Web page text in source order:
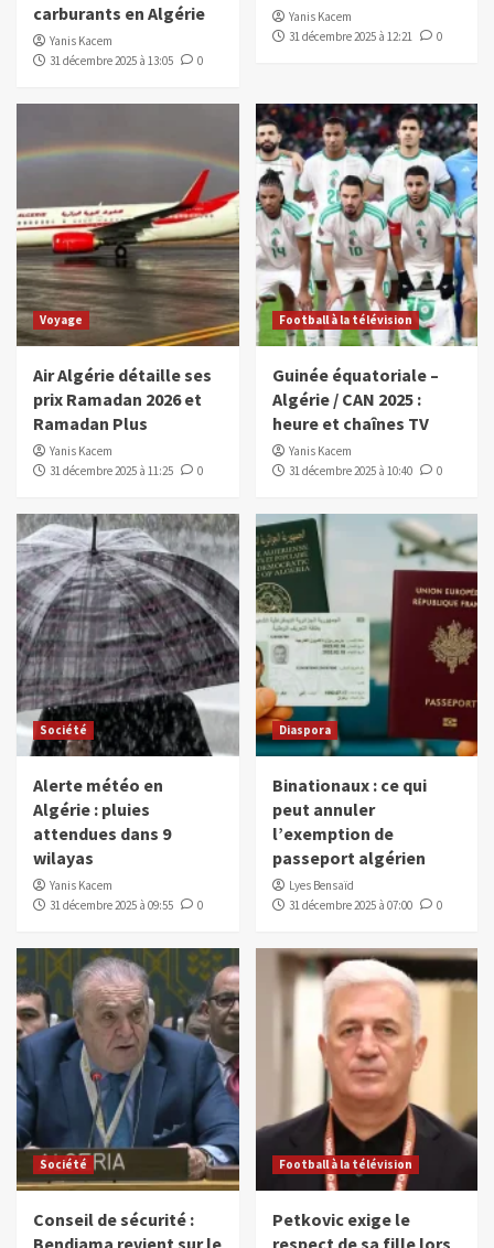
carburants en Algérie
Yanis Kacem
31 décembre 2025 à 13:05
0
Yanis Kacem
31 décembre 2025 à 12:21
0
Voyage
Air Algérie détaille ses
prix Ramadan 2026 et
Ramadan Plus
Yanis Kacem
31 décembre 2025 à 11:25
0
Football à la télévision
Guinée équatoriale –
Algérie / CAN 2025 :
heure et chaînes TV
Yanis Kacem
31 décembre 2025 à 10:40
0
Société
Alerte météo en
Algérie : pluies
attendues dans 9
wilayas
Yanis Kacem
31 décembre 2025 à 09:55
0
Diaspora
Binationaux : ce qui
peut annuler
l’exemption de
passeport algérien
Lyes Bensaïd
31 décembre 2025 à 07:00
0
Société
Conseil de sécurité :
Bendjama revient sur le
Football à la télévision
Petkovic exige le
respect de sa fille lors